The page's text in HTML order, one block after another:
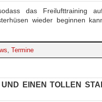
das Freilufttraining
wieder beginnen
, Termine
EINEN TOLLEN